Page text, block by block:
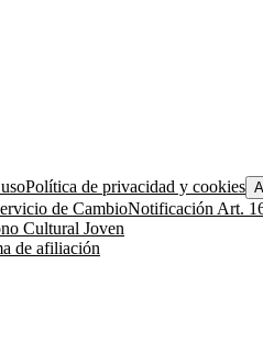
Política de privacidad y cookies
de CambioNotificación Art.
Cultural Joven
de afiliación